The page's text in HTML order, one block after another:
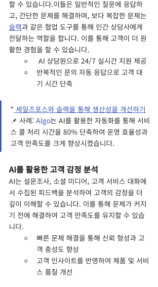
할 수 있습니다.이들은 일반적인 질문에 응답하
고, 간단한 문제를 해결하며, 보다 복잡한 문제는
슬랙과 같은 협업 도구를 통해 인간 상담사에게
전달하는 역할을 합니다. 이를 통해 고객이 더 원
활한 경험을 할 수 있습니다.
AI 상담원으로 24/7 실시간 지원 제공
반복적인 문의 자동 응답으로 고객 대
기 시간 단축
* 세일즈포스와 슬랙을 통해 생산성을 개선하기
📌 사례: Algo는 AI를 활용한 자동화를 통해 서비
스 콜 처리 시간을 80% 단축하여 운영 효율성과
고객 만족도를 크게 향상시켰습니다.
AI를 활용한 고객 감정 분석
AI는 설문조사, 소셜 미디어, 고객 서비스 대화에
서 수집된 피드백을 분석하여 고객의 감정을 더
깊이 이해할 수 있습니다. 이를 통해 문제가 커지
기 전에 해결하여 고객 만족도를 유지할 수 있습
니다.
빠른 문제 해결을 통해 신뢰 형성과 고
객 충성도 향상
고객 인사이트를 반영하여 제품 및 서비
스 품질 개선